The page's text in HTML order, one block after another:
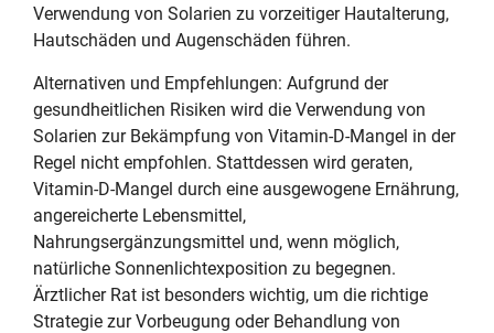
Verwendung von Solarien zu vorzeitiger Hautalterung,
Hautschäden und Augenschäden führen.
Alternativen und Empfehlungen: Aufgrund der
gesundheitlichen Risiken wird die Verwendung von
Solarien zur Bekämpfung von Vitamin-D-Mangel in der
Regel nicht empfohlen. Stattdessen wird geraten,
Vitamin-D-Mangel durch eine ausgewogene Ernährung,
angereicherte Lebensmittel,
Nahrungsergänzungsmittel und, wenn möglich,
natürliche Sonnenlichtexposition zu begegnen.
Ärztlicher Rat ist besonders wichtig, um die richtige
Strategie zur Vorbeugung oder Behandlung von